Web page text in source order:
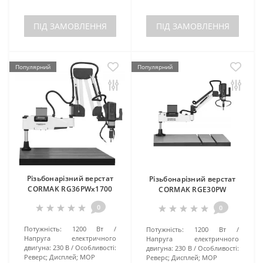
ПІД ЗАМОВЛЕННЯ ПІД ЗАМОВЛЕННЯ
Популярний
Різьбонарізний верстат
CORMAK RG36PWx1700
0
Потужність:
1200 Вт
Напруга електричного
двигуна: 230 В
Особливості:
Реверс; Дисплей; МОР
Популярний
Різьбонарізний верстат
CORMAK RGE30PW
0
Потужність:
1200 Вт
Напруга електричного
двигуна: 230 В
Особливості:
Реверс; Дисплей; МОР